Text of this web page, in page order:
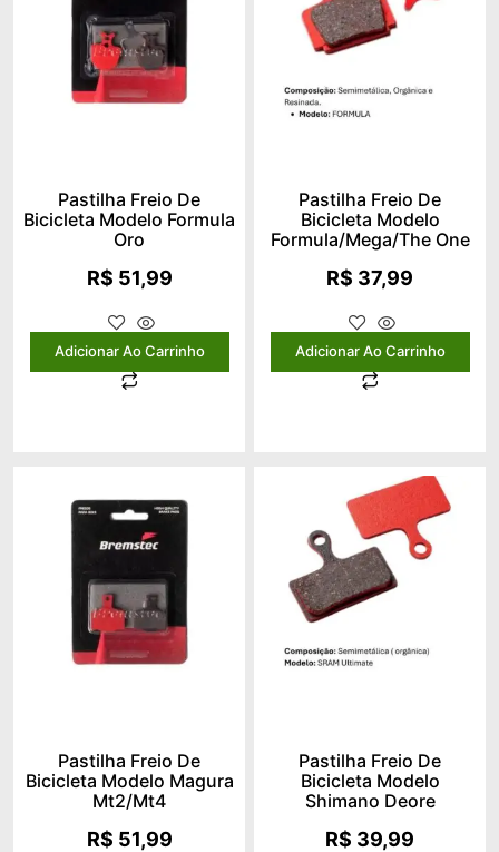
Pastilha Freio De
Bicicleta Modelo Formula
Oro
R$ 51,99
Adicionar Ao Carrinho
Pastilha Freio De
Bicicleta Modelo
Formula/mega/the One
R$ 37,99
Adicionar Ao Carrinho
Pastilha Freio De
Bicicleta Modelo Magura
Mt2/mt4
R$ 51,99
Pastilha Freio De
Bicicleta Modelo
Shimano Deore
R$ 39,99